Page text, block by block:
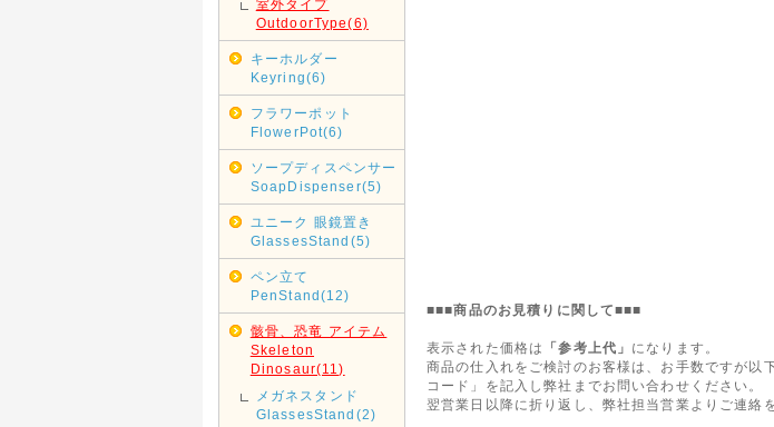
室外タイプ
OutdoorType(6)
キーホルダー
Keyring(6)
フラワーポット
FlowerPot(6)
ソープディスペンサー
SoapDispenser(5)
ユニーク 眼鏡置き
GlassesStand(5)
ペン立て
PenStand(12)
骸骨、恐竜 アイテム
Skeleton
Dinosaur(11)
メガネスタンド
GlassesStand(2)
■■■商品のお見積りに関して■■■
表示された価格は 「参考上代」 になります。
商品の仕入れをご検討のお客様は、お手数ですが以
コード」を記入し弊社までお問い合わせください。
翌営業日以降に折り返し、弊社担当営業よりご連絡